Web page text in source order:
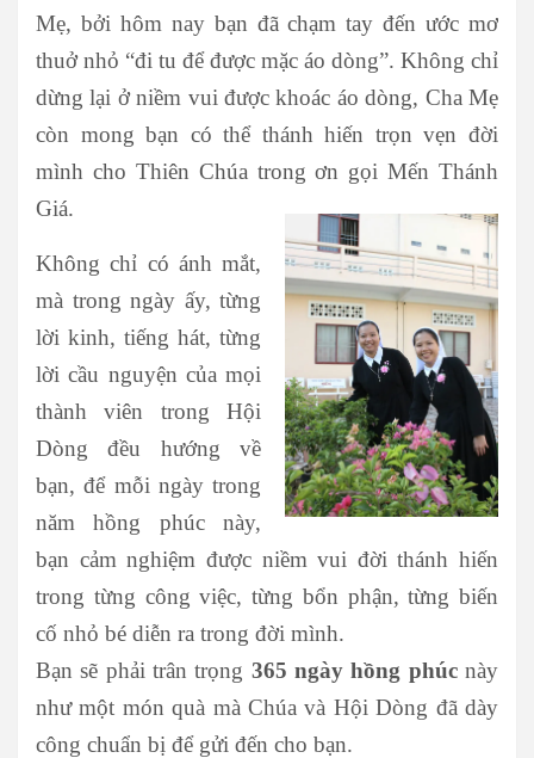
Mẹ, bởi hôm nay bạn đã chạm tay đến ước mơ
thuở nhỏ “đi tu để được mặc áo dòng”. Không chỉ
dừng lại ở niềm vui được khoác áo dòng, Cha Mẹ
còn mong bạn có thể thánh hiến trọn vẹn đời
mình cho Thiên Chúa trong ơn gọi Mến Thánh
Giá.
Không chỉ có ánh mắt,
mà trong ngày ấy, từng
lời kinh, tiếng hát, từng
lời cầu nguyện của mọi
thành viên trong Hội
Dòng đều hướng về
bạn, để mỗi ngày trong
năm hồng phúc này,
bạn cảm nghiệm được niềm vui đời thánh hiến
trong từng công việc, từng bổn phận, từng biến
cố nhỏ bé diễn ra trong đời mình.
Bạn sẽ phải trân trọng 365 ngày hồng phúcnày
như một món quà mà Chúa và Hội Dòng đã dày
công chuẩn bị để gửi đến cho bạn.